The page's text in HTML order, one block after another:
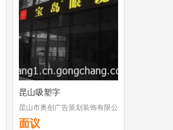
昆山吸塑字
昆山市奥创广告策划装饰有限公
司
面议